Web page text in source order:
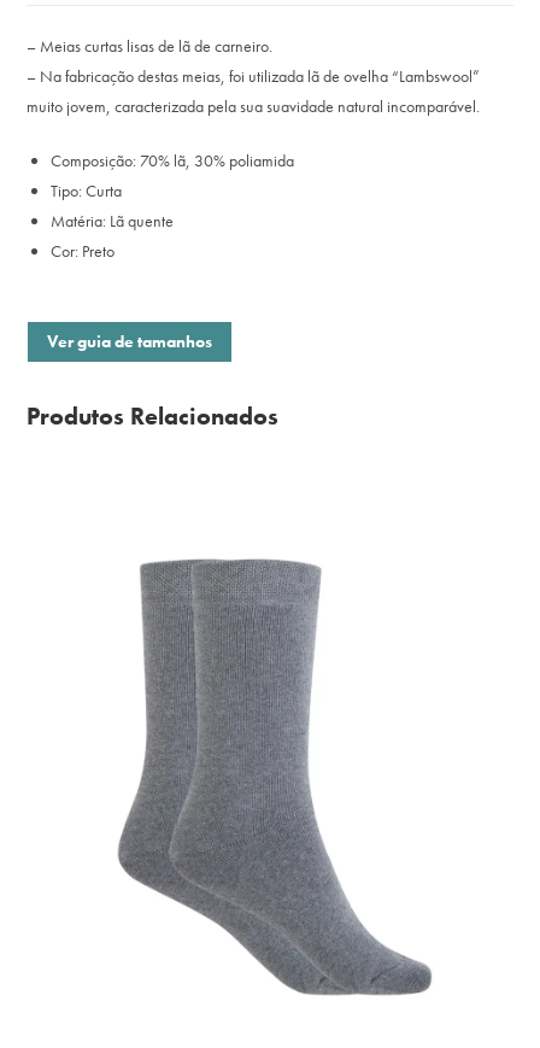
– Meias curtas lisas de lã de carneiro.
– Na fabricação destas meias, foi utilizada lã de ovelha “Lambswool”
muito jovem, caracterizada pela sua suavidade natural incomparável.
Composição: 70% lã, 30% poliamida
Tipo: Curta
Matéria: Lã quente
Cor: Preto
Ver guia de tamanhos
Produtos Relacionados